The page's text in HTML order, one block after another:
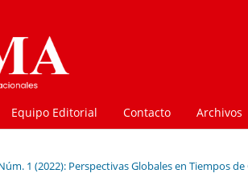
Equipo Editorial Contacto Archivos
1 (2022): Perspectivas Globales en Tiempos de